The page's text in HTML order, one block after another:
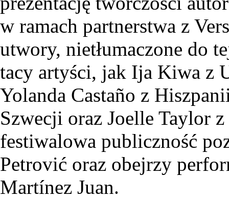
w ramach partnerstwa z
utwory, nietłumaczone do
tacy artyści, jak Ija Kiwa z
Yolanda Castaño z
Szwecji oraz Joelle Taylor
festiwalowa publiczność
Petrović oraz obejrzy
Martínez Juan.